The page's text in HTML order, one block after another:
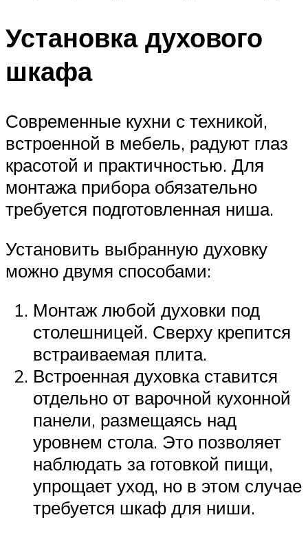
Установка духового
шкафа
Современные кухни с техникой,
встроенной в мебель, радуют глаз
красотой и практичностью. Для
монтажа прибора обязательно
требуется подготовленная ниша.
Установить выбранную духовку
можно двумя способами:
Монтаж любой духовки под
столешницей. Сверху крепится
встраиваемая плита.
Встроенная духовка ставится
отдельно от варочной кухонной
панели, размещаясь над
уровнем стола. Это позволяет
наблюдать за готовкой пищи,
упрощает уход, но в этом случае
требуется шкаф для ниши.